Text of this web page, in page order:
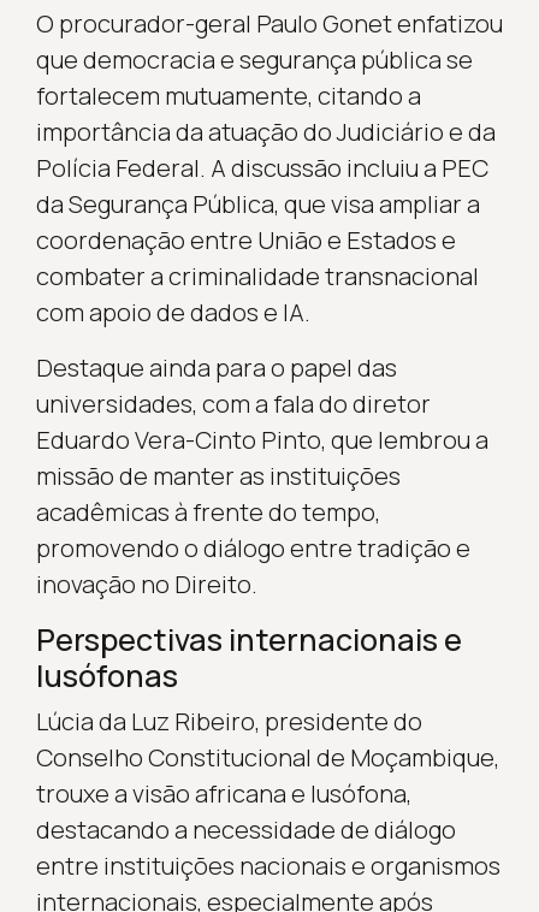
O procurador-geral Paulo Gonet enfatizou
que democracia e segurança pública se
fortalecem mutuamente, citando a
importância da atuação do Judiciário e da
Polícia Federal. A discussão incluiu a PEC
da Segurança Pública, que visa ampliar a
coordenação entre União e Estados e
combater a criminalidade transnacional
com apoio de dados e IA.
Destaque ainda para o papel das
universidades, com a fala do diretor
Eduardo Vera-Cinto Pinto, que lembrou a
missão de manter as instituições
acadêmicas à frente do tempo,
promovendo o diálogo entre tradição e
inovação no Direito.
Perspectivas internacionais e
lusófonas
Lúcia da Luz Ribeiro, presidente do
Conselho Constitucional de Moçambique,
trouxe a visão africana e lusófona,
destacando a necessidade de diálogo
entre instituições nacionais e organismos
internacionais, especialmente após